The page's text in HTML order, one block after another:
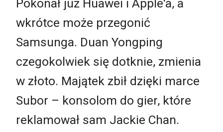
Pokonał już Huawei i Apple'a, a
wkrótce może przegonić
Samsunga. Duan Yongping
czegokolwiek się dotknie, zmienia
w złoto. Majątek zbił dzięki marce
Subor – konsolom do gier, które
reklamował sam Jackie Chan.